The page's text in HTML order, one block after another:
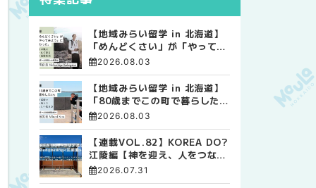
【地域みらい留学 in 北海道】
「めんどくさい」が「やってみ
よう」に変わった。 十勝の風
自由な高校生活
2026.08.03
【地域みらい留学 in 北海道】
「80歳までこの町で暮らした
い」 標津高校で踏み出した、
2026.08.03
【連載VOL.82】KOREA DO?
江陵編【神を迎え、人をつなぐ
時間 ― 江陵端午祭 】
2026.07.31